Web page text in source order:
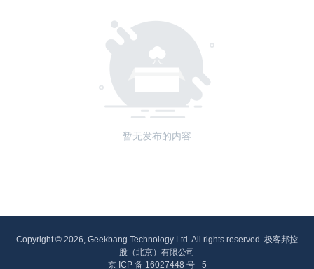
暂无发布的内容
Copyright © 2026, Geekbang Technology Ltd. All rights reserved. 极客邦控
股（北京）有限公司
京 ICP 备 16027448 号 - 5